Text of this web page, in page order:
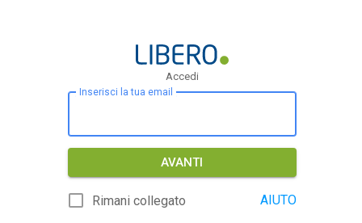
Accedi
Inserisci la tua email
AVANTI
Rimani collegato AIUTO